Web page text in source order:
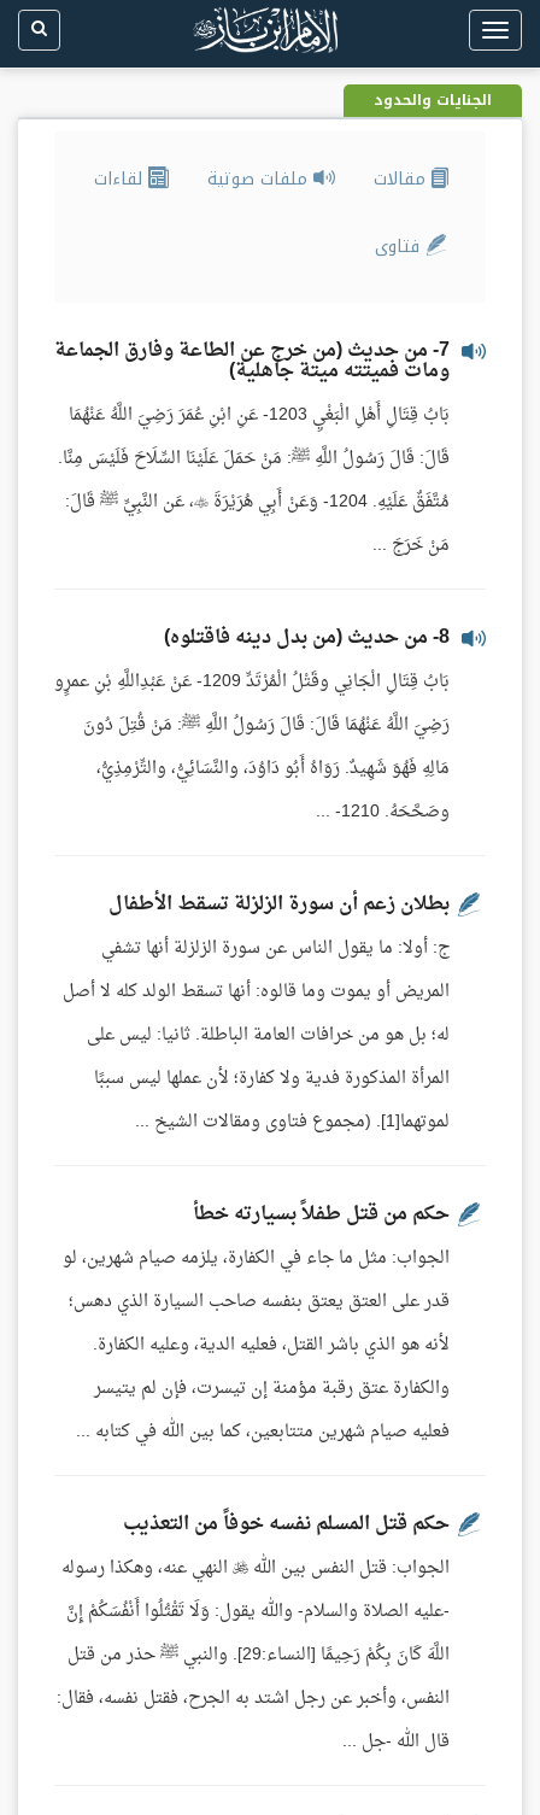
Toggle
navigation
الجنايات والحدود
مقالات ملفات صوتية لقاءات
فتاوى
7- من حديث (من خرج عن الطاعة وفارق الجماعة
ومات فميتته ميتة جاهلية)
بَابُ قِتَالِ أَهْلِ الْبَغْيِ 1203- عَنِ ابْنِ عُمَرَ رَضِيَ اللَّهُ عَنْهُمَا
قَالَ: قَالَ رَسُولُ اللَّهِ ﷺ: مَنْ حَمَلَ عَلَيْنَا السِّلَاحَ فَلَيْسَ مِنَّا.
مُتَّفَقٌ عَلَيْهِ. 1204- وَعَنْ أَبِي هُرَيْرَةَ ، عَن النَّبِيِّ ﷺ قَالَ:
مَنْ خَرَجَ ...
8- من حديث (من بدل دينه فاقتلوه)
بَابُ قِتَالِ الْجَانِي وقَتْلُ الْمُرْتَدِّ 1209- عَنْ عَبْدِاللَّهِ بْنِ عمرٍو
رَضِيَ اللَّهُ عَنْهُمَا قَالَ: قَالَ رَسُولُ اللَّهِ ﷺ: مَنْ قُتِلَ دُونَ
مَالِهِ فَهُوَ شَهِيدٌ. رَوَاهُ أَبُو دَاوُدَ، والنَّسَائِيُّ، والتِّرْمِذِيُّ،
وصَحَّحَهُ. 1210- ...
بطلان زعم أن سورة الزلزلة تسقط الأطفال
ج: أولا: ما يقول الناس عن سورة الزلزلة أنها تشفي
المريض أو يموت وما قالوه: أنها تسقط الولد كله لا أصل
له؛ بل هو من خرافات العامة الباطلة. ثانيا: ليس على
المرأة المذكورة فدية ولا كفارة؛ لأن عملها ليس سببًا
لموتهما[1]. (مجموع فتاوى ومقالات الشيخ ...
حكم من قتل طفلاً بسيارته خطأ
الجواب: مثل ما جاء في الكفارة، يلزمه صيام شهرين، لو
قدر على العتق يعتق بنفسه صاحب السيارة الذي دهس؛
لأنه هو الذي باشر القتل، فعليه الدية، وعليه الكفارة.
والكفارة عتق رقبة مؤمنة إن تيسرت، فإن لم يتيسر
فعليه صيام شهرين متتابعين، كما بين الله في كتابه ...
حكم قتل المسلم نفسه خوفاً من التعذيب
الجواب: قتل النفس بين الله  النهي عنه، وهكذا رسوله
-عليه الصلاة والسلام- والله يقول: وَلَا تَقْتُلُوا أَنْفُسَكُمْ إِنَّ
اللَّهَ كَانَ بِكُمْ رَحِيمًا [النساء:29]. والنبي ﷺ حذر من قتل
النفس، وأخبر عن رجل اشتد به الجرح، فقتل نفسه، فقال:
قال الله -جل ...